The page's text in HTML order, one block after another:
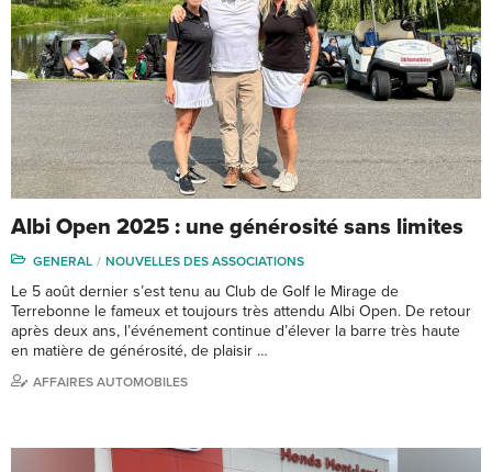
Albi Open 2025 : une générosité sans limites
GENERAL NOUVELLES DES ASSOCIATIONS
Le 5 août dernier s’est tenu au Club de Golf le Mirage de
Terrebonne le fameux et toujours très attendu Albi Open. De retour
après deux ans, l’événement continue d’élever la barre très haute
en matière de générosité, de plaisir …
AFFAIRES AUTOMOBILES